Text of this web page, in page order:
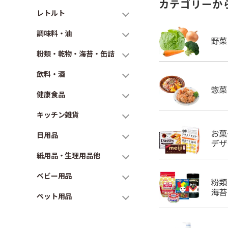
レトルト
調味料・油
粉類・乾物・海苔・缶詰
飲料・酒
健康食品
キッチン雑貨
日用品
紙用品・生理用品他
ベビー用品
ペット用品
カテゴリーか